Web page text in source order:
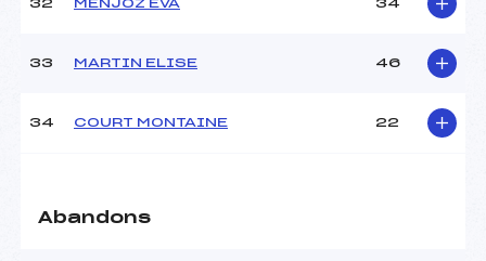
32 MENJOZ EVA 34
33 MARTIN ELISE 46
34 COURT MONTAINE 22
Abandons